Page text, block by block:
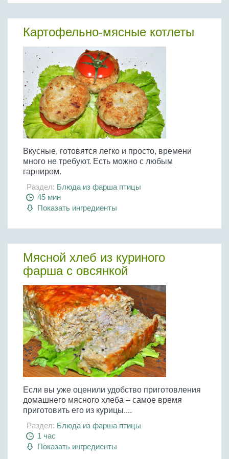
Картофельно-мясные котлеты
Вкусные, готовятся легко и просто, времени
много не требуют. Есть можно с любым
гарниром.
Раздел: Блюда из фарша птицы
45 мин
Показать ингредиенты
Мясной хлеб из куриного
фарша с овсянкой
Если вы уже оценили удобство приготовления
домашнего мясного хлеба – самое время
приготовить его из курицы....
Раздел: Блюда из фарша птицы
1 час
Показать ингредиенты